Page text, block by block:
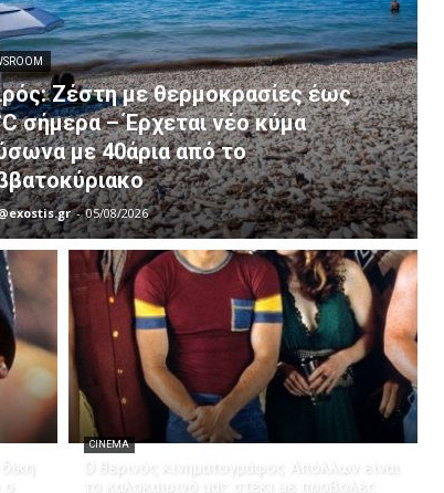
Ζέστη με θερμοκρασίες έως
σήμερα – Έρχεται νέο κύμα
με 40άρια από το
- 05/08/2026
CINEMA
Ο θερινός κινηματογράφος Απόλλων είναι
το καλοκαιρινό μας στέκι με προβολές